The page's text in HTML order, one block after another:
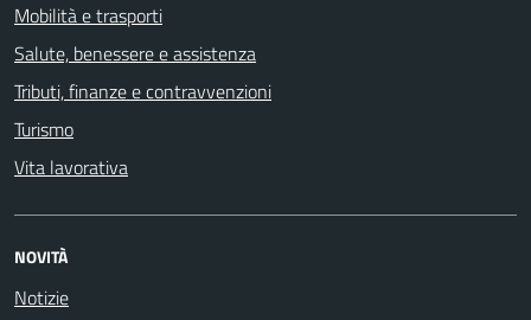
Mobilità e trasporti
Salute, benessere e assistenza
Tributi, finanze e contravvenzioni
Turismo
Vita lavorativa
NOVITÀ
Notizie